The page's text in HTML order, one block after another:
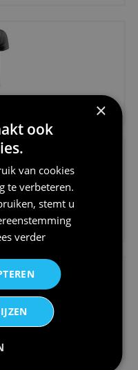
st...
s...
×
ook
van cookies
te verbeteren.
stemt u
verder